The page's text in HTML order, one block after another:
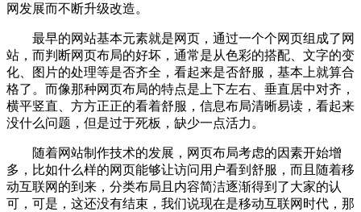
网发展而不断升级改造。
最早的网站基本元素就是网页，通过一个个网页组成了网
站，而判断网页布局的好坏，通常是从色彩的搭配、文字的变
化、图片的处理等是否齐全，看起来是否舒服，基本上就算合
格了。而像那种网页布局的特点是上下左右、垂直居中对齐，
横平竖直、方方正正的看着舒服，信息布局清晰易读，看起来
没什么问题，但是过于死板，缺少一点活力。
随着网站制作技术的发展，网页布局考虑的因素开始增
多，比如什么样的网页能够让访问用户看到舒服，而且随着移
动互联网的到来，分类布局且内容简洁逐渐得到了大家的认
可，可是，这还没有结束，我们说现在是移动互联网时代，那